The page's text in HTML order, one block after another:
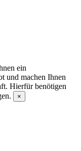
ein
und machen Ihnen
Hierfür benötigen
×